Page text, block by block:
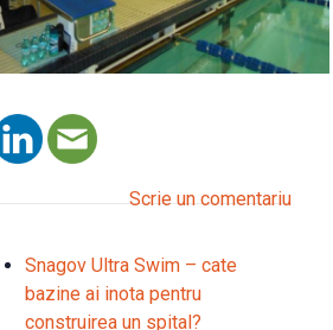
Scrie un comentariu
Snagov Ultra Swim – cate
bazine ai inota pentru
construirea un spital?